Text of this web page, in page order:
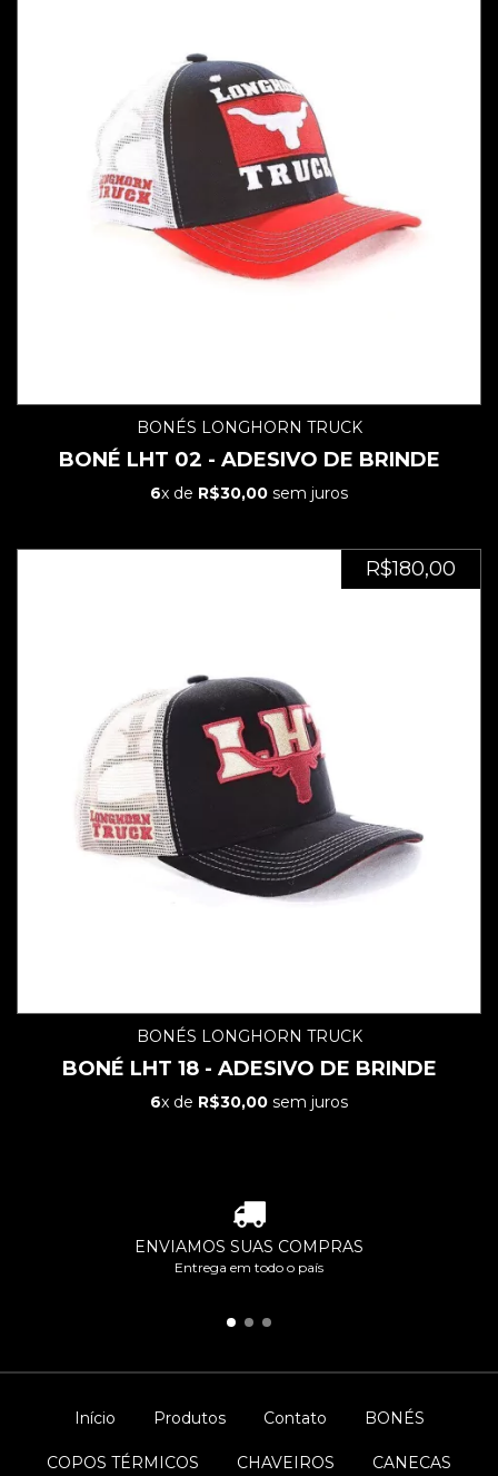
BONÉS LONGHORN TRUCK
BONÉ LHT 02 - ADESIVO DE BRINDE
6x de R$30,00 sem juros
R$180,00
BONÉS LONGHORN TRUCK
BONÉ LHT 18 - ADESIVO DE BRINDE
6x de R$30,00 sem juros
ENVIAMOS SUAS COMPRAS
Entrega em todo o país
Início Produtos Contato BONÉS
COPOS TÉRMICOS CHAVEIROS CANECAS